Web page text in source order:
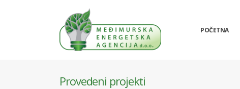
POČETNA
Provedeni projekti